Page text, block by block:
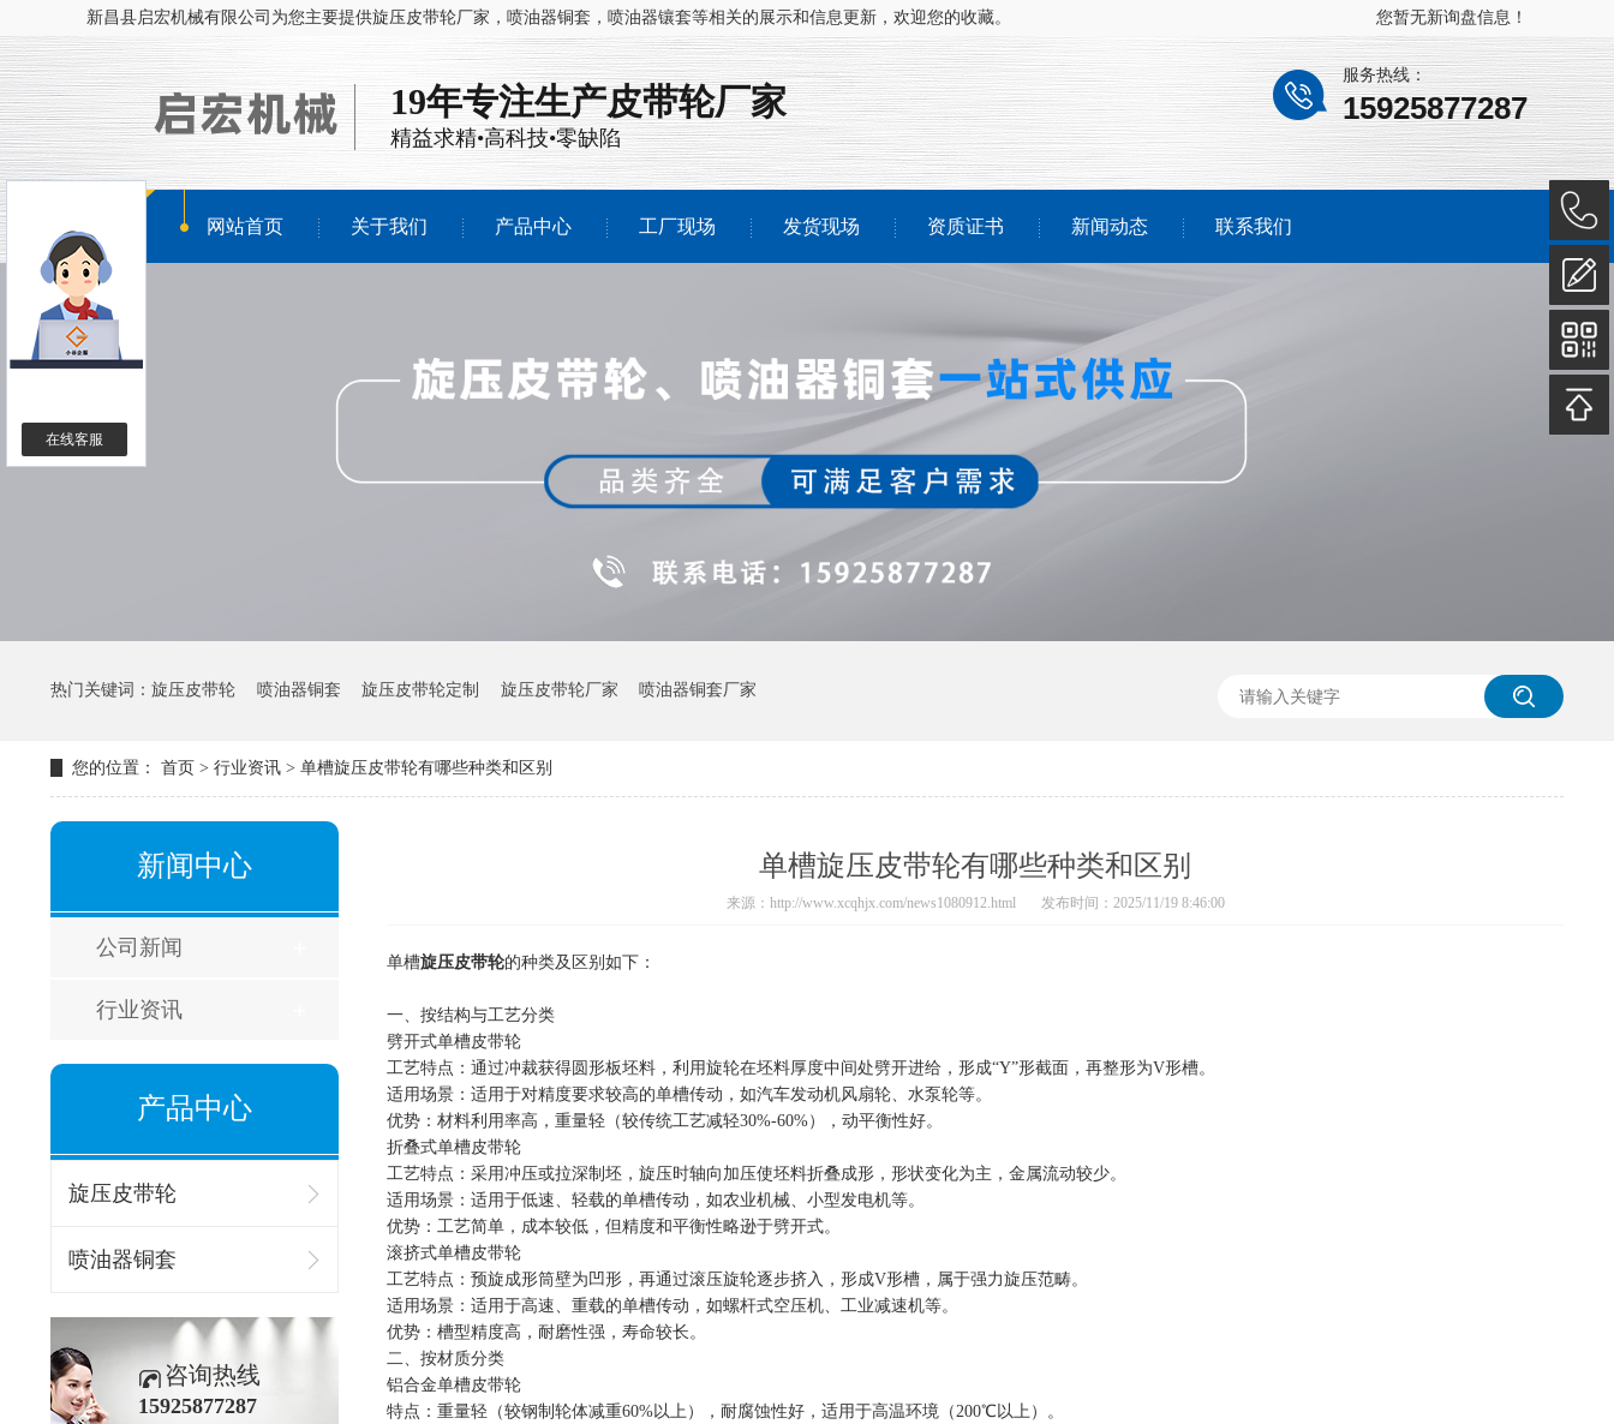
新昌县启宏机械有限公司为您主要提供旋压皮带轮厂家 ，喷油器铜套，喷油器镶套等相关的展示和信息更新，欢迎您的收藏。 您暂无新询盘信息！
19年专注生产皮带轮厂家
精益求精•高科技•零缺陷
服务热线：
15925877287
网站首页 关于我们 产品中心 工厂现场 发货现场 资质证书 新闻动态 联系我们
热门关键词： 旋压皮带轮 喷油器铜套 旋压皮带轮定制 旋压皮带轮厂家 喷油器铜套厂家
您的位置： 首页 > 行业资讯 > 单槽旋压皮带轮有哪些种类和区别
新闻中心
公司新闻
行业资讯
产品中心
旋压皮带轮
喷油器铜套
咨询热线
15925877287
单槽旋压皮带轮有哪些种类和区别
来源：http://www.xcqhjx.com/news1080912.html 发布时间：2025/11/19 8:46:00
单槽旋压皮带轮的种类及区别如下：
一、按结构与工艺分类
劈开式单槽皮带轮
工艺特点：通过冲裁获得圆形板坯料，利用旋轮在坯料厚度中间处劈开进给，形成“Y”形截面，再整形为V形槽。
适用场景：适用于对精度要求较高的单槽传动，如汽车发动机风扇轮、水泵轮等。
优势：材料利用率高，重量轻（较传统工艺减轻30%-60%），动平衡性好。
折叠式单槽皮带轮
工艺特点：采用冲压或拉深制坯，旋压时轴向加压使坯料折叠成形，形状变化为主，金属流动较少。
适用场景：适用于低速、轻载的单槽传动，如农业机械、小型发电机等。
优势：工艺简单，成本较低，但精度和平衡性略逊于劈开式。
滚挤式单槽皮带轮
工艺特点：预旋成形筒壁为凹形，再通过滚压旋轮逐步挤入，形成V形槽，属于强力旋压范畴。
适用场景：适用于高速、重载的单槽传动，如螺杆式空压机、工业减速机等。
优势：槽型精度高，耐磨性强，寿命较长。
二、按材质分类
铝合金单槽皮带轮
特点：重量轻（较钢制轮体减重60%以上），耐腐蚀性好，适用于高温环境（200℃以上）。
在线客服